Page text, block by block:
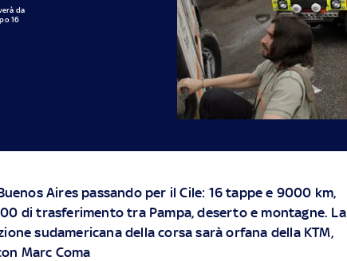
da
16
Aires passando per il Cile: 16 tappe e 9000 km,
di trasferimento tra Pampa, deserto e montagne. La
sudamericana della corsa sarà orfana della KTM,
Marc Coma